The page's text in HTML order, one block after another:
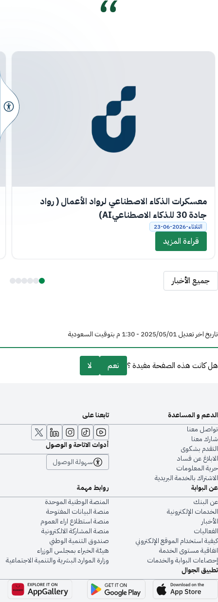
معسكرات الذكاء الاصطناعي لرواد الأعمال ( رواد
جادة 30 للذكاء الاصطناعيAI)
الثلاثاء-2026-06-23
قراءة المزيد
جميع الأخبار
تاريخ اخر تعديل 01‏/05‏/2025 - 1:30 م بتوقيت السعودية
هل كانت هذه الصفحة مفيدة ؟ نعم لا
عن البوابة
عن البنك
الخدمات الإلكترونية
الأخبار
الفعاليات
كيفية استخدام الموقع الإلكتروني
اتفاقية مستوى الخدمة
إحصاءات البوابة والخدمات
روابط مهمة
المنصة الوطنية الموحدة
منصة البيانات المفتوحة
منصة استطلاع اراء العموم
منصة المشاركة الالكترونية
صندوق التنمية الوطني
هيئة الخبراء بمجلس الوزراء
وزارة الموارد البشرية والتنمية الاجتماعية
الدعم و المساعدة
تواصل معنا
شارك معنا
التقدم بشكوى
الابلاغ عن فساد
حرية المعلومات
الاشتراك بالخدمة البريدية
تابعنا على
أدوات الاتاحة و الوصول
سهولة الوصول
تطبيق الجوال